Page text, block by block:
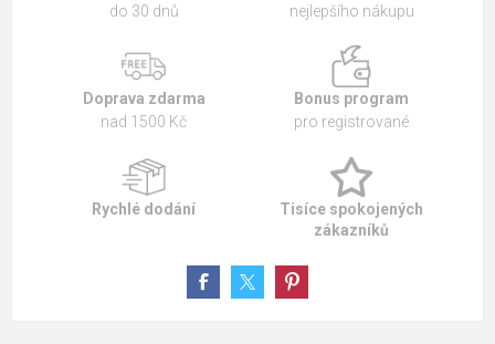
do 30 dnů
nejlepšího nákupu
Doprava zdarma
nad 1500 Kč
Bonus program
pro registrované
Rychlé dodání
Tisíce spokojených
zákazníků